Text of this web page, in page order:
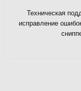
Техническая
исправление